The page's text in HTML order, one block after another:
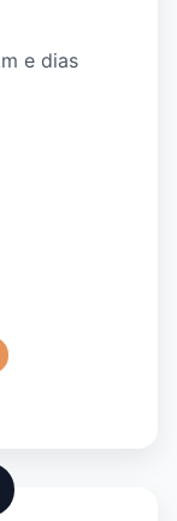
e dias